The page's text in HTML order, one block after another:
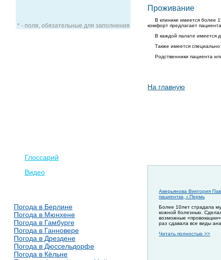
* - поля, обязательные для заполнения
Глоссарий
Видео
Погода в Берлине
Погода в Мюнхене
Погода в Гамбурге
Погода в Ганновере
Погода в Дрездене
Погода в Дюссельдорфе
Погода в Кёльне
Проживание
В клинике имеется более
комфорт предлагает
В каждой палате имеется
Также имеется
Родственники пациента
На главную
Аверьянова Виктория
пациентка, г.Пермь
Более 10лет страдала
кожной болезнью.
возможные
раз сдавала все виды
Читать полностью >>